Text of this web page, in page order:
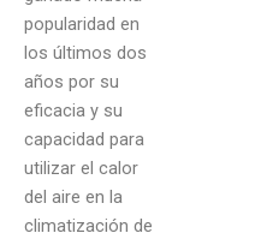
popularidad en
los últimos dos
años por su
eficacia y su
capacidad para
utilizar el calor
del aire en la
climatización de